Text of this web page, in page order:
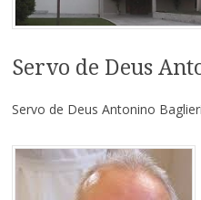
Servo de Deus
Servo de Deus Antonino Baglieri